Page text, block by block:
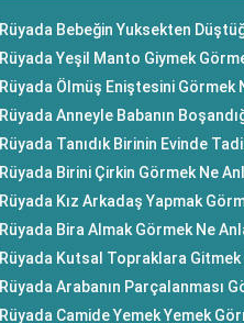
Rüyada Bebeğin Yuksekten
Rüyada Yeşil Manto Giymek
Rüyada Ölmüş Eniştesini Görmek
Rüyada Anneyle Babanın
Rüyada Tanıdık Birinin Evinde
Rüyada Birini Çirkin Görmek Ne
Rüyada Kız Arkadaş Yapmak
Rüyada Bira Almak Görmek Ne
Rüyada Kutsal Topraklara
Rüyada Arabanın Parçalanması
Rüyada Camide Yemek Yemek